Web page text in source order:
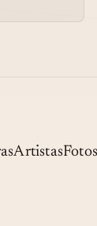
Artistas